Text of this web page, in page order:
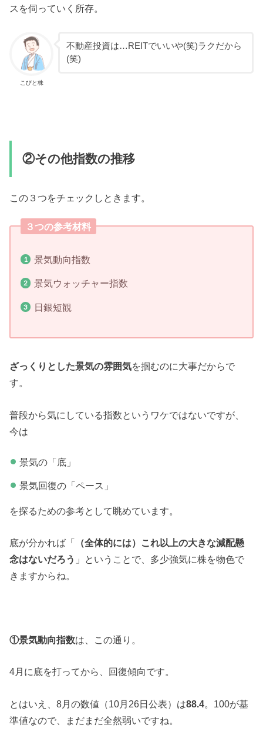
スを伺っていく所存。
こびと株
不動産投資は…REITでいいや(笑)ラクだから
(笑)
②その他指数の推移
この３つをチェックしときます。
３つの参考材料
景気動向指数
景気ウォッチャー指数
日銀短観
ざっくりとした景気の雰囲気を掴むのに大事だからで
す。
普段から気にしている指数というワケではないですが、
今は
景気の「底」
景気回復の「ペース」
を探るための参考として眺めています。
底が分かれば「 （全体的には）これ以上の大きな減配懸
念はないだろう 」ということで、多少強気に株を物色で
きますからね。
①景気動向指数は、この通り。
4月に底を打ってから、回復傾向です。
とはいえ、8月の数値（10月26日公表）は88.4。100が基
準値なので、まだまだ全然弱いですね。